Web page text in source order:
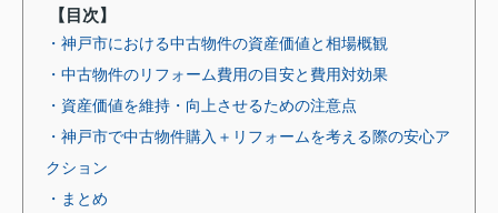
【目次】
・神戸市における中古物件の資産価値と相場概観
・中古物件のリフォーム費用の目安と費用対効果
・資産価値を維持・向上させるための注意点
・神戸市で中古物件購入＋リフォームを考える際の安心ア
クション
・まとめ